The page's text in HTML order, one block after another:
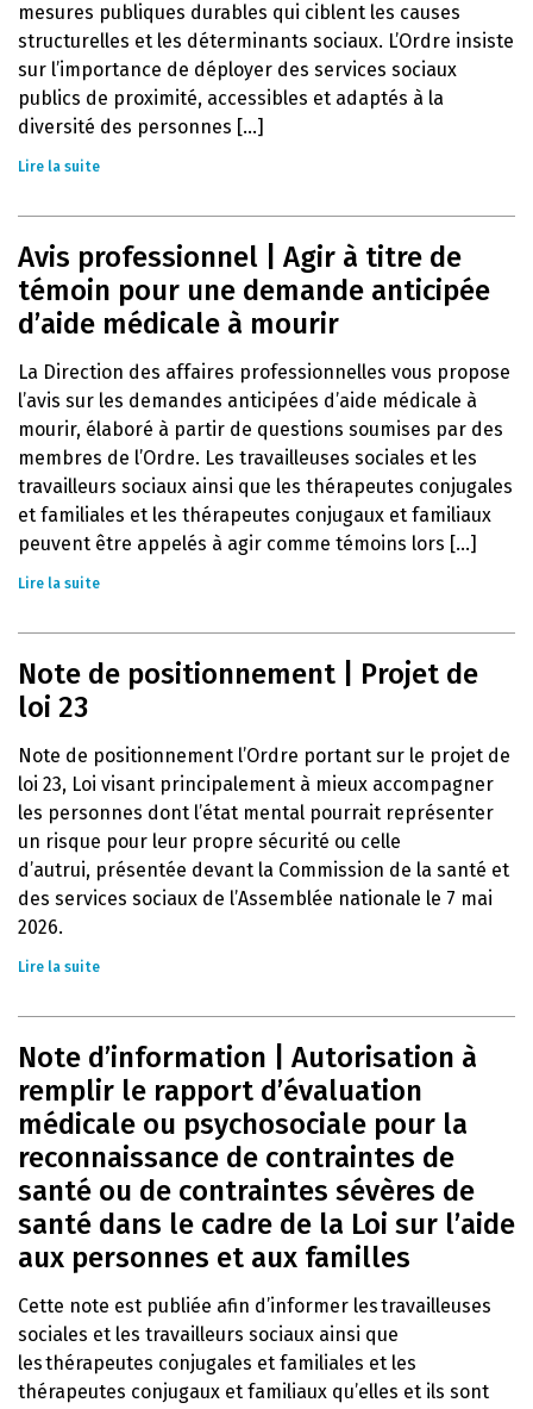
mesures publiques durables qui ciblent les causes
structurelles et les déterminants sociaux. L’Ordre insiste
sur l’importance de déployer des services sociaux
publics de proximité, accessibles et adaptés à la
diversité des personnes [...]
Lire la suite
Avis professionnel | Agir à titre de
témoin pour une demande anticipée
d’aide médicale à mourir
La Direction des affaires professionnelles vous propose
l’avis sur les demandes anticipées d’aide médicale à
mourir, élaboré à partir de questions soumises par des
membres de l’Ordre. Les travailleuses sociales et les
travailleurs sociaux ainsi que les thérapeutes conjugales
et familiales et les thérapeutes conjugaux et familiaux
peuvent être appelés à agir comme témoins lors [...]
Lire la suite
Note de positionnement | Projet de
loi 23
Note de positionnement l’Ordre portant sur le projet de
loi 23, Loi visant principalement à mieux accompagner
les personnes dont l’état mental pourrait représenter
un risque pour leur propre sécurité ou celle
d’autrui, présentée devant la Commission de la santé et
des services sociaux de l’Assemblée nationale le 7 mai
2026.
Lire la suite
Note d’information | Autorisation à
remplir le rapport d’évaluation
médicale ou psychosociale pour la
reconnaissance de contraintes de
santé ou de contraintes sévères de
santé dans le cadre de la Loi sur l’aide
aux personnes et aux familles
Cette note est publiée afin d’informer les travailleuses
sociales et les travailleurs sociaux ainsi que
les thérapeutes conjugales et familiales et les
thérapeutes conjugaux et familiaux qu’elles et ils sont